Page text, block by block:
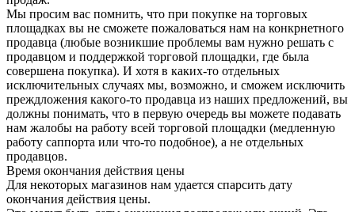
Мы просим вас помнить, что при покупке на торговых
площадках вы не сможете пожаловаться нам на конкрнетного
продавца (любые возникшие проблемы вам нужно решать с
продавцом и поддержкой торговой площадки, где была
совершена покупка). И хотя в каких-то отдельных
исключительных случаях мы, возможно, и сможем исключить
преждложения какого-то продавца из наших предложений, вы
должны понимать, что в первую очередь вы можете подавать
нам жалобы на работу всей торговой площадки (медленную
работу саппорта или что-то подобное), а не отдельных
продавцов.
Время окончания действия цены
Для некоторых магазинов нам удается спарсить дату
окончания действия цены.